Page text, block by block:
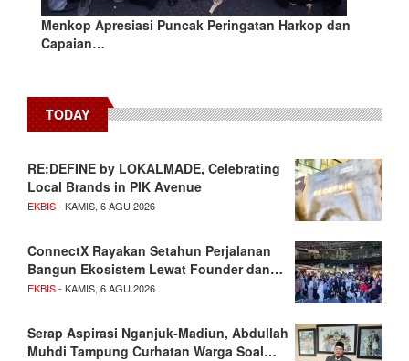
Menkop Apresiasi Puncak Peringatan Harkop dan
Capaian…
TODAY
RE:DEFINE by LOKALMADE, Celebrating
Local Brands in PIK Avenue
EKBIS- KAMIS, 6 AGU 2026
ConnectX Rayakan Setahun Perjalanan
Bangun Ekosistem Lewat Founder dan…
EKBIS- KAMIS, 6 AGU 2026
Serap Aspirasi Nganjuk-Madiun, Abdullah
Muhdi Tampung Curhatan Warga Soal…